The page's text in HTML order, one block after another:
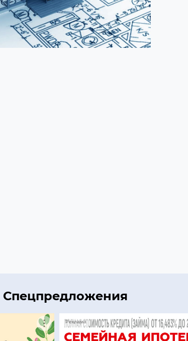
Спецпредложения
Реклама